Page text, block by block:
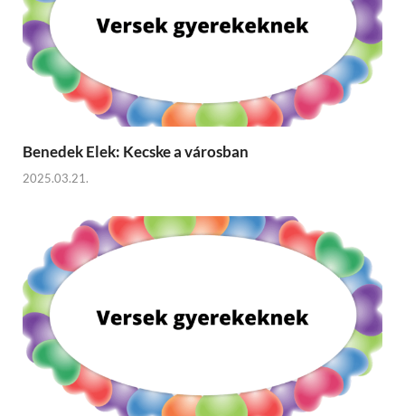
Benedek Elek: Kecske a városban
2025.03.21.